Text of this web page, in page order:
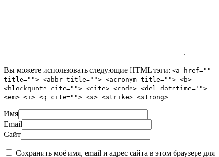
Вы можете использовать следующие HTML тэги: <a href=""
title=""> <abbr title=""> <acronym title=""> <b>
<blockquote cite=""> <cite> <code> <del datetime="">
<em> <i> <q cite=""> <s> <strike> <strong>
Имя
Email
Сайт
Сохранить моё имя, email и адрес сайта в этом браузере для